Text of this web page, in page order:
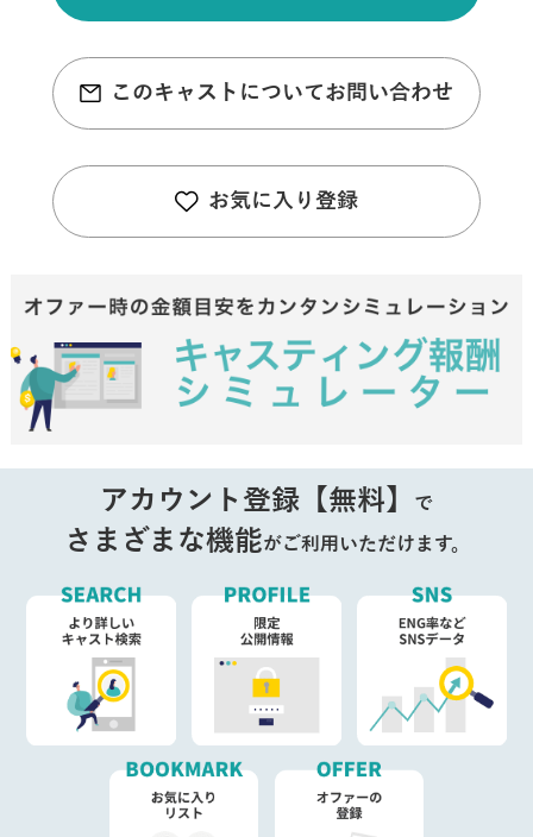
このキャストについてお問い合わせ
お気に入り登録
アカウント登録【無料】 で
さまざまな機能がご利用いただけます。